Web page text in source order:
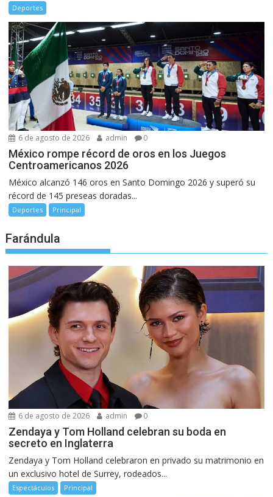
Deportes
6 de agosto de 2026 admin 0
México rompe récord de oros en los Juegos
Centroamericanos 2026
México alcanzó 146 oros en Santo Domingo 2026 y superó su
récord de 145 preseas doradas...
Deportes Principal
Farándula
6 de agosto de 2026 admin 0
Zendaya y Tom Holland celebran su boda en
secreto en Inglaterra
Zendaya y Tom Holland celebraron en privado su matrimonio en
un exclusivo hotel de Surrey, rodeados...
Espectáculos Principal